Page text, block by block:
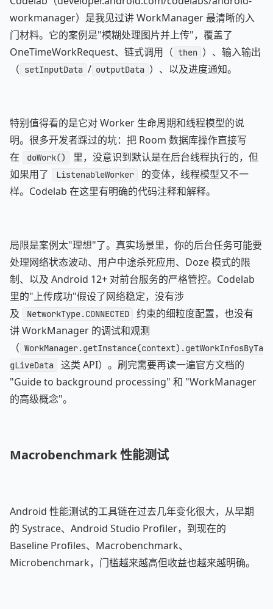
workmanager）是我见过讲 WorkManager 最清晰的入
门材料。它的案例是"模糊处理图片并上传"，覆盖了
OneTimeWorkRequest、链式调用（ then ）、输入输出
（ setInputData / outputData ）、以及进度通知。
特别值得看的是它对 Worker 生命周期和线程模型的说
明。很多开发者踩过的坑：把 Room 数据库操作直接写
在
doWork()
里，没意识到默认是在后台线程执行的，但
如果用了
ListenableWorker
的变体，线程模型又不一
样。Codelab 在这里有明确的代码注释和解释。
局限是案例太"理想"了。真实场景里，你的后台任务可能要
处理网络状态波动、用户中途杀死应用、Doze 模式的限
制、以及 Android 12+ 对前台服务的严格管控。Codelab
里的"上传成功"假设了网络稳定，没有涉
及
NetworkType.CONNECTED
约束的细粒度配置，也没有
讲 WorkManager 的调试和观测
（ WorkManager.getInstance(context).getWorkInfosByTa
gLiveData
这类 API）。刷完需要再读一遍官方文档的
"Guide to background processing" 和 "WorkManager
的高级概念"。
Macrobenchmark 性能测试
Android 性能测试的工具链在过去几年变化很大，从早期
的 Systrace、Android Studio Profiler，到现在的
Baseline Profiles、Macrobenchmark、
Microbenchmark，门槛越来越高但收益也越来越明确。